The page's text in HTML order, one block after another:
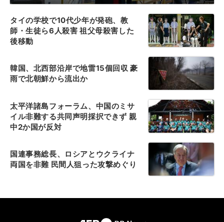
タイの学校で10代少年が発砲、教
師・生徒ら6人殺害 祖父母殺害した
後移動
韓国、北西部沿岸で地雷15個回収 豪
雨で北朝鮮から流出か
太平洋諸島フォーラム、中国のミサ
イル非難する共同声明採択できず 親
中2か国が反対
国連事務総長、ロシアとウクライナ
両国を非難 民間人狙った攻撃めぐり